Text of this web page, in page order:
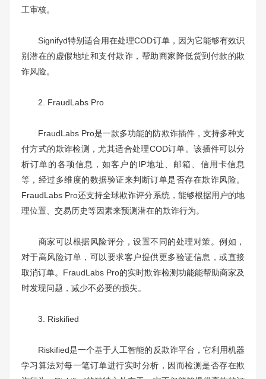
工审核。
Signifyd特别适合用在处理COD订单，因为它能够有效识
别潜在的虚假地址和支付欺诈，帮助商家降低货到付款的欺
诈风险。
2. FraudLabs Pro
FraudLabs Pro是一款多功能的防欺诈插件，支持多种支
付方式的欺诈检测，尤其适合处理COD订单。该插件可以分
析订单的各项信息，如客户的IP地址、邮箱、信用卡信息
等，经过多维度的数据验证来判断订单是否存在欺诈风险。
FraudLabs Pro还支持全球欺诈评分系统，能够根据用户的地
理位置、交易历史等因素来预测潜在的欺诈行为。
商家可以根据风险评分，设置不同的处理对策。例如，
对于高风险订单，可以要求客户提供更多验证信息，或直接
取消订单。FraudLabs Pro的实时欺诈检测功能能帮助商家及
时发现问题，减少不必要的损失。
3. Riskified
Riskified是一个基于人工智能的反欺诈平台，它利用机器
学习算法对每一笔订单进行实时分析，因而检测是否存在欺